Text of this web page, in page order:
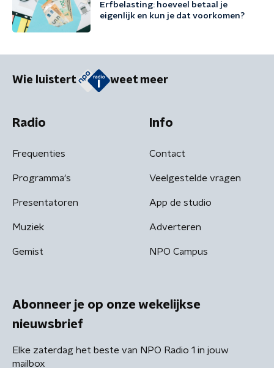
Erfbelasting: hoeveel betaal je
eigenlijk en kun je dat voorkomen?
Wie luistert weet meer
Radio
Frequenties
Programma's
Presentatoren
Muziek
Gemist
Info
Contact
Veelgestelde vragen
App de studio
Adverteren
NPO Campus
Abonneer je op onze wekelijkse
nieuwsbrief
Elke zaterdag het beste van NPO Radio 1 in jouw
mailbox